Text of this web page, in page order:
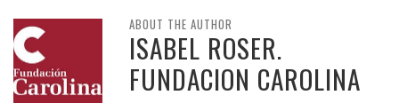
ABOUT THE AUTHOR
ISABEL ROSER.
FUNDACION CAROLINA